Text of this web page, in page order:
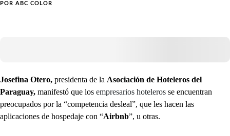
POR ABC COLOR
Josefina Otero, presidenta de la Asociación de Hoteleros del
Paraguay, manifestó que los empresarios hoteleros se encuentran
preocupados por la “competencia desleal”, que les hacen las
aplicaciones de hospedaje con “Airbnb”, u otras.